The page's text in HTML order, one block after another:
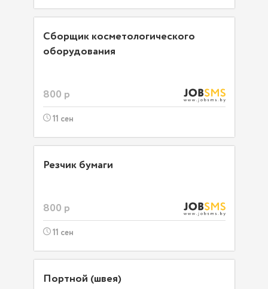
Сборщик косметологического
оборудования
800 р
11 сен
Резчик бумаги
800 р
11 сен
Портной (швея)